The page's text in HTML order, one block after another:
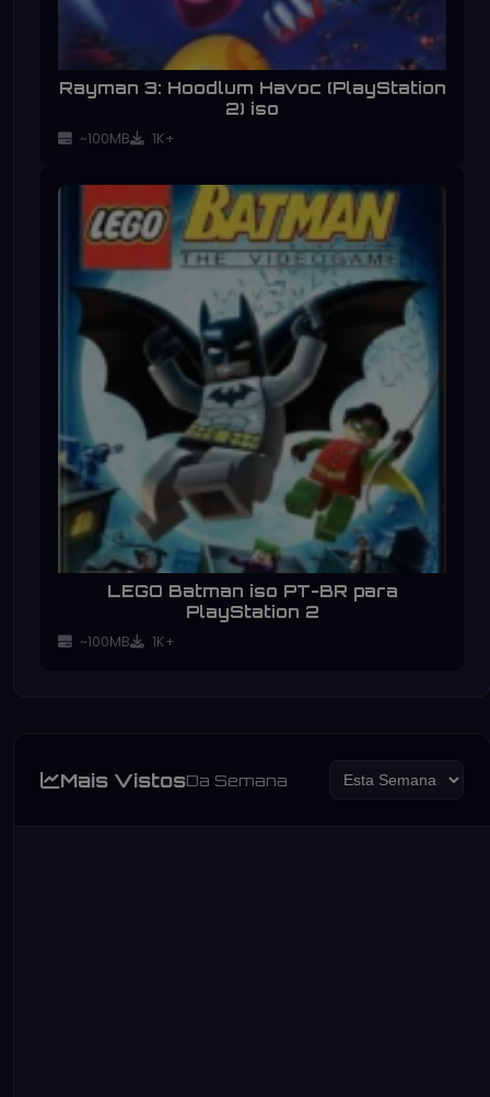
Rayman 3: Hoodlum Havoc (PlayStation
2) iso
~100MB 1K+
LEGO Batman iso PT-BR para
PlayStation 2
~100MB 1K+
Mais VistosDa Semana